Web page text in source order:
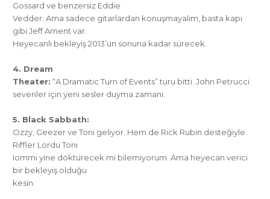
Gossard ve benzersiz Eddie
Vedder. Ama sadece gitarlardan konuşmayalım, basta kapı
gibi Jeff Ament var.
Heyecanlı bekleyiş 2013’ün sonuna kadar sürecek.
4. Dream
Theater: “A Dramatic Turn of Events” turu bitti. John Petrucci
sevenler için yeni sesler duyma zamanı.
5. Black Sabbath:
Ozzy, Geezer ve Toni geliyor. Hem de Rick Rubin desteğiyle.
Riffler Lordu Toni
Iommi yine döktürecek mi bilemiyorum. Ama heyecan verici
bir bekleyiş olduğu
kesin.